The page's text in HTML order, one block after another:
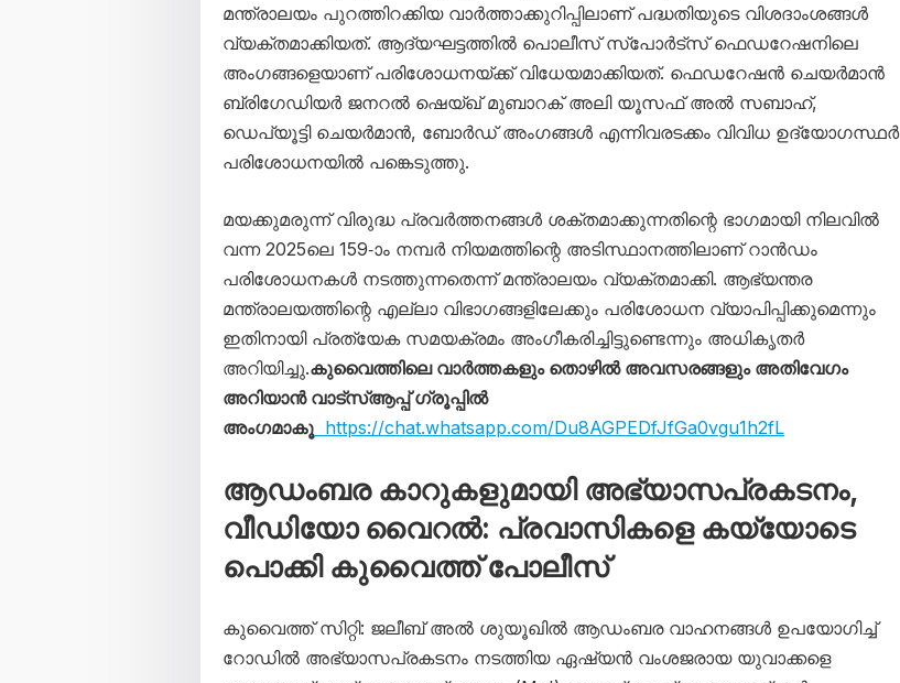
മന്ത്രാലയം പുറത്തിറക്കിയ വാർത്താക്കുറിപ്പിലാണ് പദ്ധതിയുടെ വിശദാംശങ്ങൾ
വ്യക്തമാക്കിയത്. ആദ്യഘട്ടത്തിൽ പൊലീസ് സ്പോർട്സ് ഫെഡറേഷനിലെ
അംഗങ്ങളെയാണ് പരിശോധനയ്ക്ക് വിധേയമാക്കിയത്. ഫെഡറേഷൻ ചെയർമാൻ
ബ്രിഗേഡിയർ ജനറൽ ഷെയ്ഖ് മുബാറക് അലി യൂസഫ് അൽ സബാഹ്,
ഡെപ്യൂട്ടി ചെയർമാൻ, ബോർഡ് അംഗങ്ങൾ എന്നിവരടക്കം വിവിധ ഉദ്യോഗസ്ഥർ
പരിശോധനയിൽ പങ്കെടുത്തു.
മയക്കുമരുന്ന് വിരുദ്ധ പ്രവർത്തനങ്ങൾ ശക്തമാക്കുന്നതിന്റെ ഭാഗമായി നിലവിൽ
വന്ന 2025ലെ 159-ാം നമ്പർ നിയമത്തിന്റെ അടിസ്ഥാനത്തിലാണ് റാൻഡം
പരിശോധനകൾ നടത്തുന്നതെന്ന് മന്ത്രാലയം വ്യക്തമാക്കി. ആഭ്യന്തര
മന്ത്രാലയത്തിന്റെ എല്ലാ വിഭാഗങ്ങളിലേക്കും പരിശോധന വ്യാപിപ്പിക്കുമെന്നും
ഇതിനായി പ്രത്യേക സമയക്രമം അംഗീകരിച്ചിട്ടുണ്ടെന്നും അധികൃതർ
അറിയിച്ചു.കുവൈത്തിലെ വാർത്തകളും തൊഴിൽ അവസരങ്ങളും അതിവേഗം
അറിയാൻ വാട്സ്ആപ്പ് ഗ്രൂപ്പിൽ
അംഗമാകൂ https://chat.whatsapp.com/Du8AGPEDfJfGa0vgu1h2fL
ആഡംബര കാറുകളുമായി അഭ്യാസപ്രകടനം,
വീഡിയോ വൈറൽ: പ്രവാസികളെ കയ്യോടെ
പൊക്കി കുവൈത്ത് പോലീസ്
കുവൈത്ത് സിറ്റി: ജലീബ് അൽ ശുയൂഖിൽ ആഡംബര വാഹനങ്ങൾ ഉപയോഗിച്ച്
റോഡിൽ അഭ്യാസപ്രകടനം നടത്തിയ ഏഷ്യൻ വംശജരായ യുവാക്കളെ